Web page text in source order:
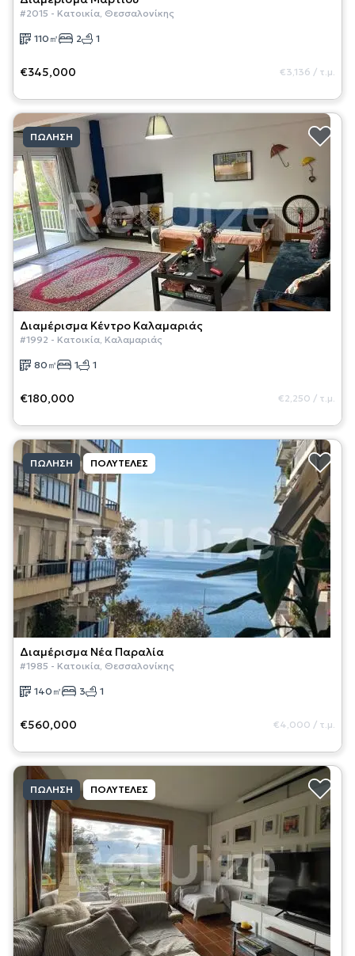
#2015 - Κατοικία, Θεσσαλονίκης
110 ㎡ 2 1
€345,000 €3,136 / τ.μ.
ΠΏΛΗΣΗ
Διαμέρισμα Κέντρο Καλαμαριάς
#1992 - Κατοικία, Καλαμαριάς
80 ㎡ 1 1
€180,000 €2,250 / τ.μ.
ΠΏΛΗΣΗ ΠΟΛΥΤΕΛΈΣ
Διαμέρισμα Νέα Παραλία
#1985 - Κατοικία, Θεσσαλονίκης
140 ㎡ 3 1
€560,000 €4,000 / τ.μ.
ΠΏΛΗΣΗ ΠΟΛΥΤΕΛΈΣ